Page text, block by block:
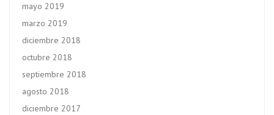
mayo 2019
marzo 2019
diciembre 2018
octubre 2018
septiembre 2018
agosto 2018
diciembre 2017